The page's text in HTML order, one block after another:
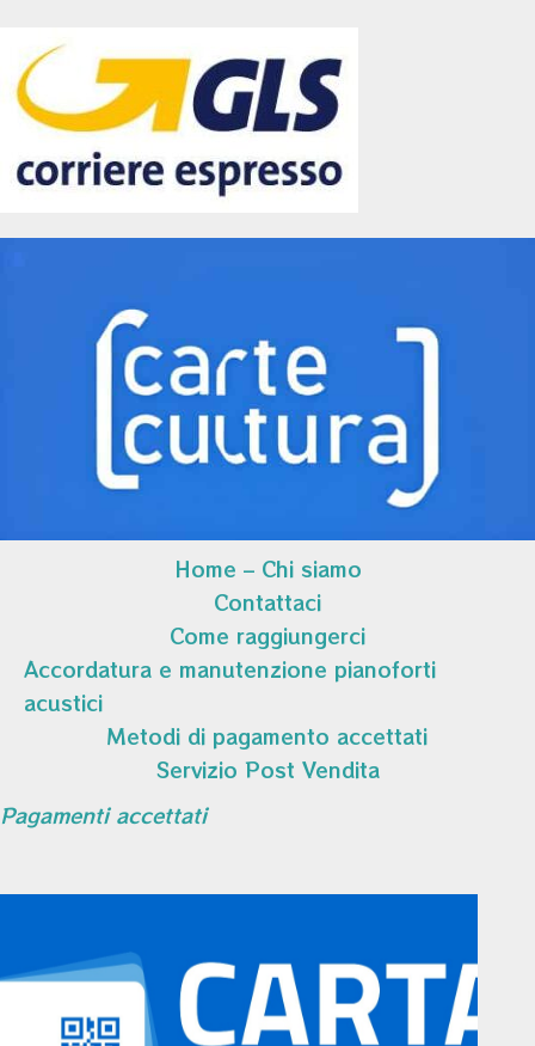
Home – Chi siamo
Contattaci
Come raggiungerci
Accordatura e manutenzione pianoforti
acustici
Metodi di pagamento accettati
Servizio Post Vendita
Pagamenti accettati